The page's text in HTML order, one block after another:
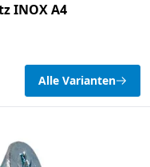
INOX A4
Alle Varianten